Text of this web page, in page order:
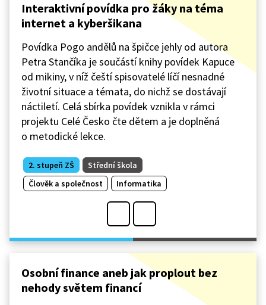
Interaktivní povídka pro žáky na téma
internet a kyberšikana
Povídka Pogo andělů na špičce jehly od autora
Petra Stančíka je součástí knihy povídek Kapuce
od mikiny, v níž čeští spisovatelé líčí nesnadné
životní situace a témata, do nichž se dostávají
náctiletí. Celá sbírka povídek vznikla v rámci
projektu Celé Česko čte dětem a je doplněná
o metodické lekce.
2. stupeň ZŠ
Střední škola
Člověk a společnost
Informatika
Osobní finance aneb jak proplout bez
nehody světem financí